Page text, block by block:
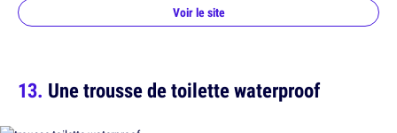
Voir le site
Une trousse de toilette waterproof